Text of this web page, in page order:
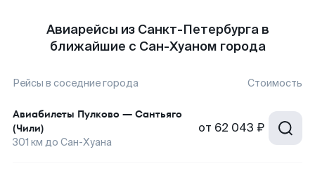
Авиарейсы из Санкт-Петербурга в
ближайшие с Сан-Хуаном города
Рейсы в соседние города Стоимость
Авиабилеты Пулково — Сантьяго
(Чили)
301 км до Сан-Хуана
от 62 043 ₽